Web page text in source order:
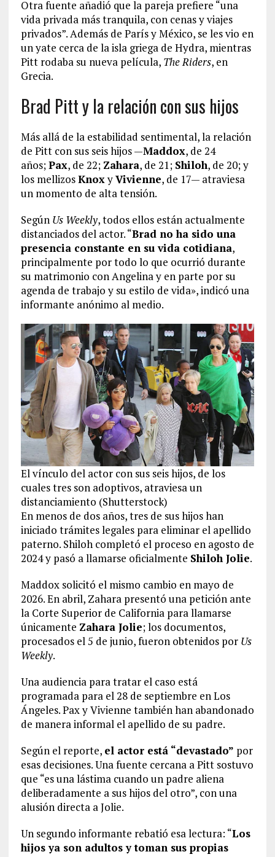
Otra fuente añadió que la pareja prefiere “una
vida privada más tranquila, con cenas y viajes
privados”. Además de París y México, se les vio en
un yate cerca de la isla griega de Hydra, mientras
Pitt rodaba su nueva película, The Riders, en
Grecia.
Brad Pitt y la relación con sus hijos
Más allá de la estabilidad sentimental, la relación
de Pitt con sus seis hijos —Maddox, de 24
años;Pax, de 22; Zahara, de 21; Shiloh, de 20; y
los mellizosKnoxyVivienne, de 17— atraviesa
un momento de alta tensión.
Según Us Weekly, todos ellos están actualmente
distanciados del actor. “Brad no ha sido una
presencia constante en su vida cotidiana,
principalmente por todo lo que ocurrió durante
su matrimonio con Angelina y en parte por su
agenda de trabajo y su estilo de vida», indicó una
informante anónimo al medio.
El vínculo del actor con sus seis hijos, de los
cuales tres son adoptivos, atraviesa un
distanciamiento (Shutterstock)
En menos de dos años, tres de sus hijos han
iniciado trámites legales para eliminar el apellido
paterno. Shiloh completó el proceso en agosto de
2024 y pasó a llamarse oficialmente Shiloh Jolie.
Maddox solicitó el mismo cambio en mayo de
2026. En abril, Zahara presentó una petición ante
la Corte Superior de California para llamarse
únicamente Zahara Jolie; los documentos,
procesados el 5 de junio, fueron obtenidos por Us
Weekly.
Una audiencia para tratar el caso está
programada para el 28 de septiembre en Los
Ángeles. Pax y Vivienne también han abandonado
de manera informal el apellido de su padre.
Según el reporte, el actor está “devastado” por
esas decisiones. Una fuente cercana a Pitt sostuvo
que “es una lástima cuando un padre aliena
deliberadamente a sus hijos del otro”, con una
alusión directa a Jolie.
Un segundo informante rebatió esa lectura: “Los
hijos ya son adultos y toman sus propias